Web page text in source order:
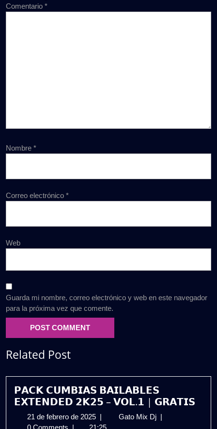
Comentario *
Nombre *
Correo electrónico *
Web
Guarda mi nombre, correo electrónico y web en este navegador
para la próxima vez que comente.
Related Post
𝗣𝗔𝗖𝗞 𝗖𝗨𝗠𝗕𝗜𝗔𝗦 𝗕𝗔𝗜𝗟𝗔𝗕𝗟𝗘𝗦
𝗘𝗫𝗧𝗘𝗡𝗗𝗘𝗗 𝟮𝗞𝟮𝟱 – 𝗩𝗢𝗟.𝟭 | 𝗚𝗥𝗔𝗧𝗜𝗦
21 de febrero de 2025 21
de
| Gato Mix Dj 𝗣𝗔𝗖𝗞
|
0 Comments | 21:25